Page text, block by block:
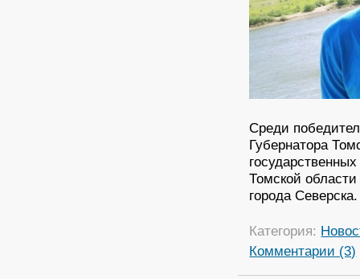
Среди
Губернатора
Томской
города Северска.
Категория:
Комментарии (3)